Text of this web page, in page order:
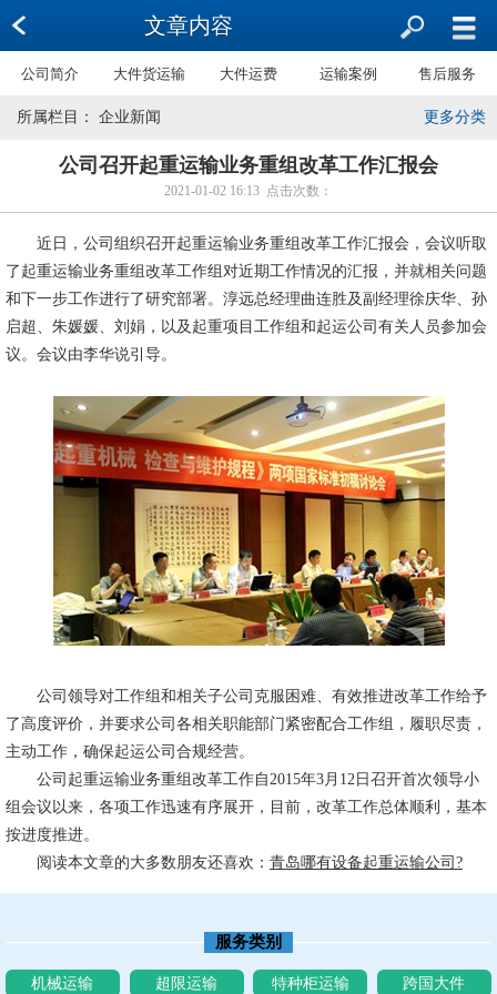
文章内容
公司简介 大件货运输 大件运费 运输案例 售后服务
更多分类
所属栏目： 企业新闻
公司召开起重运输业务重组改革工作汇报会
2021-01-02 16:13 点击次数：
近日，公司组织召开起重运输业务重组改革工作汇报会，会议听取
了起重运输业务重组改革工作组对近期工作情况的汇报，并就相关问题
和下一步工作进行了研究部署。淳远总经理曲连胜及副经理徐庆华、孙
启超、朱媛媛、刘娟，以及起重项目工作组和起运公司有关人员参加会
议。会议由李华说引导。
公司领导对工作组和相关子公司克服困难、有效推进改革工作给予
了高度评价，并要求公司各相关职能部门紧密配合工作组，履职尽责，
主动工作，确保起运公司合规经营。
公司起重运输业务重组改革工作自2015年3月12日召开首次领导小
组会议以来，各项工作迅速有序展开，目前，改革工作总体顺利，基本
按进度推进。
阅读本文章的大多数朋友还喜欢： 青岛哪有设备起重运输公司?
服务类别
机械运输 超限运输 特种柜运输 跨国大件